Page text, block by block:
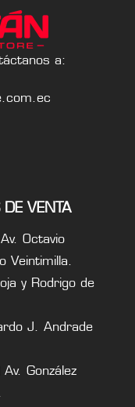
a:
VENTA
Octavio
Veintimilla.
y Rodrigo de
J. Andrade
González